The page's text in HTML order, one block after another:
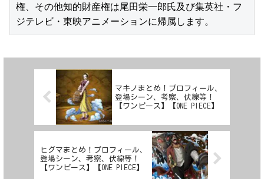
権、その他知的財産権は尾田栄一郎氏及び集英社・フ
ジテレビ・東映アニメーションに帰属します。
マキノまとめ！プロフィール、
登場シーン、考察、伏線等！
【ワンピース】【ONE PIECE】
ヒグマまとめ！プロフィール、
登場シーン、考察、伏線等！
【ワンピース】【ONE PIECE】